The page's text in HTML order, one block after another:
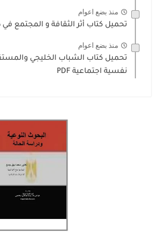
منذ بضع اعوام
تحميل كتاب أثر الثقافة و المجتمع في
منذ بضع اعوام
تحميل كتاب الشباب الخليجي
نفسية اجتماعية PDF